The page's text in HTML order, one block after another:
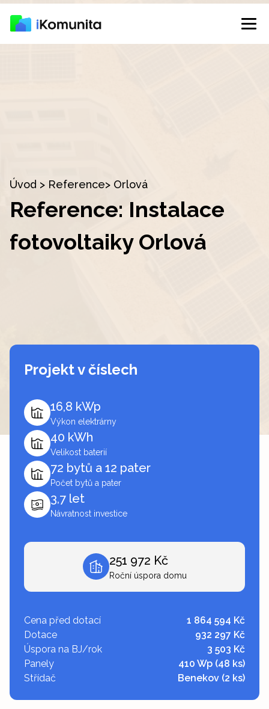
Úvod > Reference> Orlová
Reference: Instalace
fotovoltaiky Orlová
Projekt v číslech
16,8 kWp
Výkon elektrárny
40 kWh
Velikost baterií
72 bytů a 12 pater
Počet bytů a pater
3,7 let
Návratnost investice
251 972 Kč
Roční úspora domu
Cena před dotací
1 864 594 Kč
Dotace
932 297 Kč
Úspora na BJ/rok
3 503 Kč
Panely
410 Wp (48 ks)
Střídač
Benekov (2 ks)